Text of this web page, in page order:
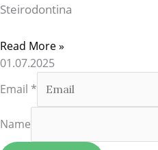
Steirodontina
Read More »
01.07.2025
Email *
Name